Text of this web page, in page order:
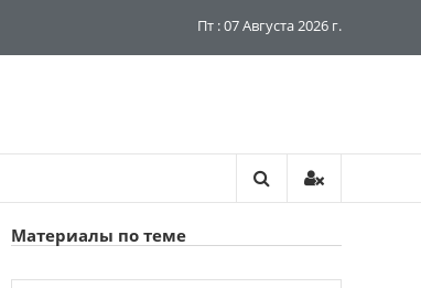
Пт : 07 Августа 2026 г.
Материалы по теме